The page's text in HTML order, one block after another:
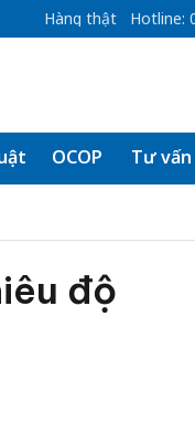
Hàng thật Hotline:
OCOP Tư vấn
độ